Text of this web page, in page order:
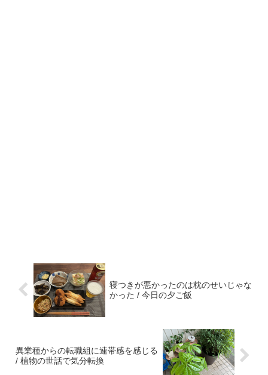
寝つきが悪かったのは枕のせいじゃな
かった / 今日の夕ご飯
異業種からの転職組に連帯感を感じる
/ 植物の世話で気分転換